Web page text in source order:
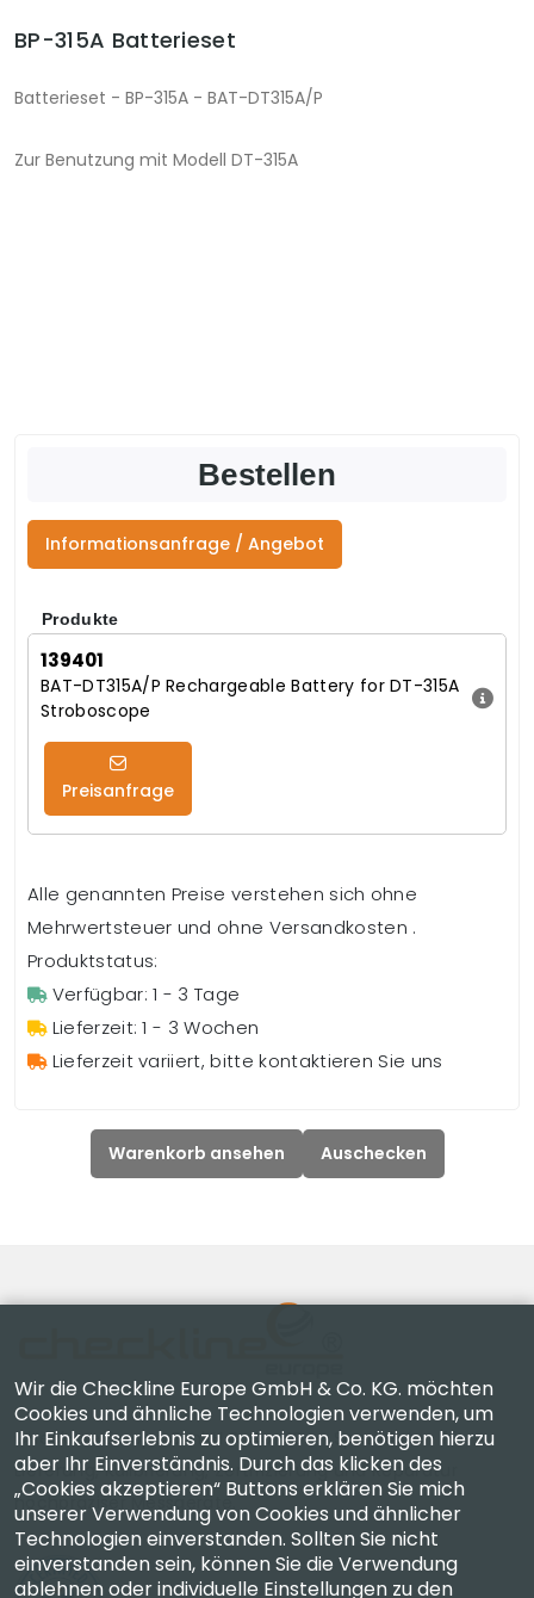
BP-315A Batterieset
Batterieset - BP-315A - BAT-DT315A/P
Zur Benutzung mit Modell DT-315A
Bestellen
Informationsanfrage / Angebot
Produkte
139401
BAT-DT315A/P Rechargeable Battery for DT-315A
Stroboscope
Preisanfrage
Alle genannten Preise verstehen sich ohne
Mehrwertsteuer und ohne Versandkosten .
Produktstatus:
Verfügbar: 1 - 3 Tage
Lieferzeit: 1 - 3 Wochen
Lieferzeit variiert, bitte kontaktieren Sie uns
Warenkorb ansehen Auschecken
Checkline Europe GmbH & Co. KG. — Spezialisten für
Lieferung, Kalibrierung, Zertifizierung und Reparatur
hochpräziser Messgeräte.
Wir die Checkline Europe GmbH & Co. KG. möchten
Cookies und ähnliche Technologien verwenden, um
Ihr Einkaufserlebnis zu optimieren, benötigen hierzu
aber Ihr Einverständnis. Durch das klicken des
„Cookies akzeptieren“ Buttons erklären Sie mich
unserer Verwendung von Cookies und ähnlicher
Technologien einverstanden. Sollten Sie nicht
einverstanden sein, können Sie die Verwendung
ablehnen oder individuelle Einstellungen zu den